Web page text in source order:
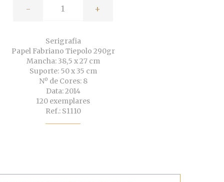
- +
Serigrafia
Papel Fabriano Tiepolo 290gr
Mancha: 38,5 x 27 cm
Suporte: 50 x 35 cm
Nº de Cores: 8
Data: 2014
120 exemplares
Ref.: S1110